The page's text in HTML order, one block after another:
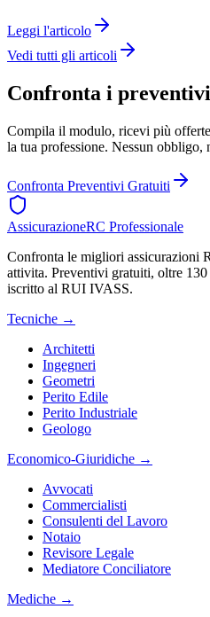
Leggi l'articolo
Vedi tutti gli articoli
Confronta i
Compila il modulo, ricevi più
la tua professione. Nessun obbligo,
Confronta Preventivi Gratuiti
AssicurazioneRC Professionale
Confronta le migliori assicurazioni
attivita. Preventivi gratuiti, oltre
iscritto al RUI IVASS.
Tecniche →
Architetti
Ingegneri
Geometri
Perito Edile
Perito Industriale
Geologo
Economico-Giuridiche →
Avvocati
Commercialisti
Consulenti del Lavoro
Notaio
Revisore Legale
Mediatore Conciliatore
Mediche →